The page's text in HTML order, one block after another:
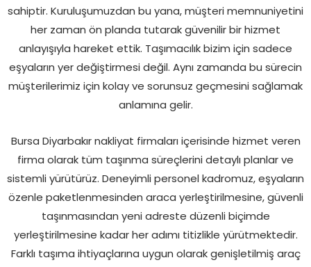
sahiptir. Kuruluşumuzdan bu yana, müşteri memnuniyetini
her zaman ön planda tutarak güvenilir bir hizmet
anlayışıyla hareket ettik. Taşımacılık bizim için sadece
eşyaların yer değiştirmesi değil. Aynı zamanda bu sürecin
müşterilerimiz için kolay ve sorunsuz geçmesini sağlamak
anlamına gelir.
Bursa Diyarbakır nakliyat firmaları içerisinde hizmet veren
firma olarak tüm taşınma süreçlerini detaylı planlar ve
sistemli yürütürüz. Deneyimli personel kadromuz, eşyaların
özenle paketlenmesinden araca yerleştirilmesine, güvenli
taşınmasından yeni adreste düzenli biçimde
yerleştirilmesine kadar her adımı titizlikle yürütmektedir.
Farklı taşıma ihtiyaçlarına uygun olarak genişletilmiş araç